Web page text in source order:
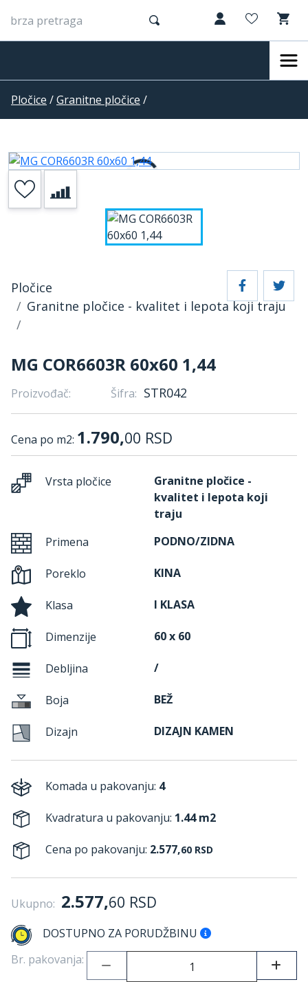
Pločice /Granitne pločice /
Pločice
Granitne pločice - kvalitet i lepota koji traju
MG COR6603R 60x60 1,44
Proizvođač: Šifra: STR042
Cena po m2: 1.790,00 RSD
Vrsta pločice
Granitne pločice -
kvalitet i lepota koji
traju
Primena
PODNO/ZIDNA
Poreklo KINA
Klasa I KLASA
Dimenzije 60 x 60
Debljina /
Boja BEŽ
Dizajn DIZAJN KAMEN
Komada u pakovanju: 4
Kvadratura u pakovanju: 1.44 m2
Cena po pakovanju: 2.577,60 RSD
Ukupno: 2.577,60 RSD
DOSTUPNO ZA PORUDŽBINU
Br. pakovanja: